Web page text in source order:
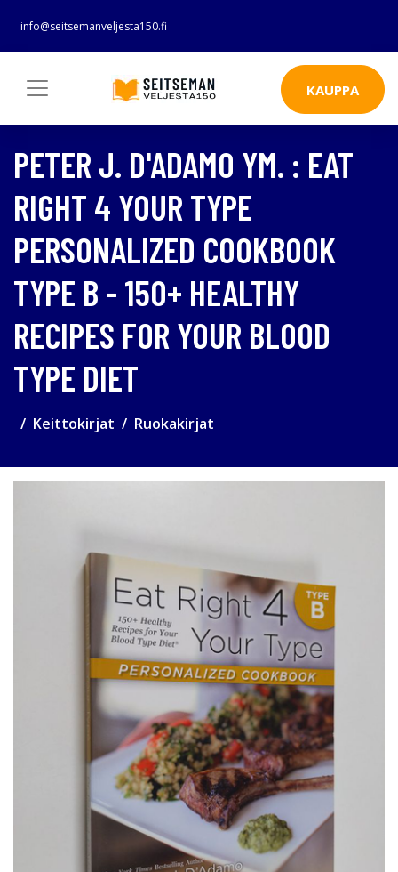
info@seitsemanveljesta150.fi
KAUPPA
PETER J. D'ADAMO YM. : EAT
RIGHT 4 YOUR TYPE
PERSONALIZED COOKBOOK
TYPE B - 150+ HEALTHY
RECIPES FOR YOUR BLOOD
TYPE DIET
Keittokirjat Ruokakirjat